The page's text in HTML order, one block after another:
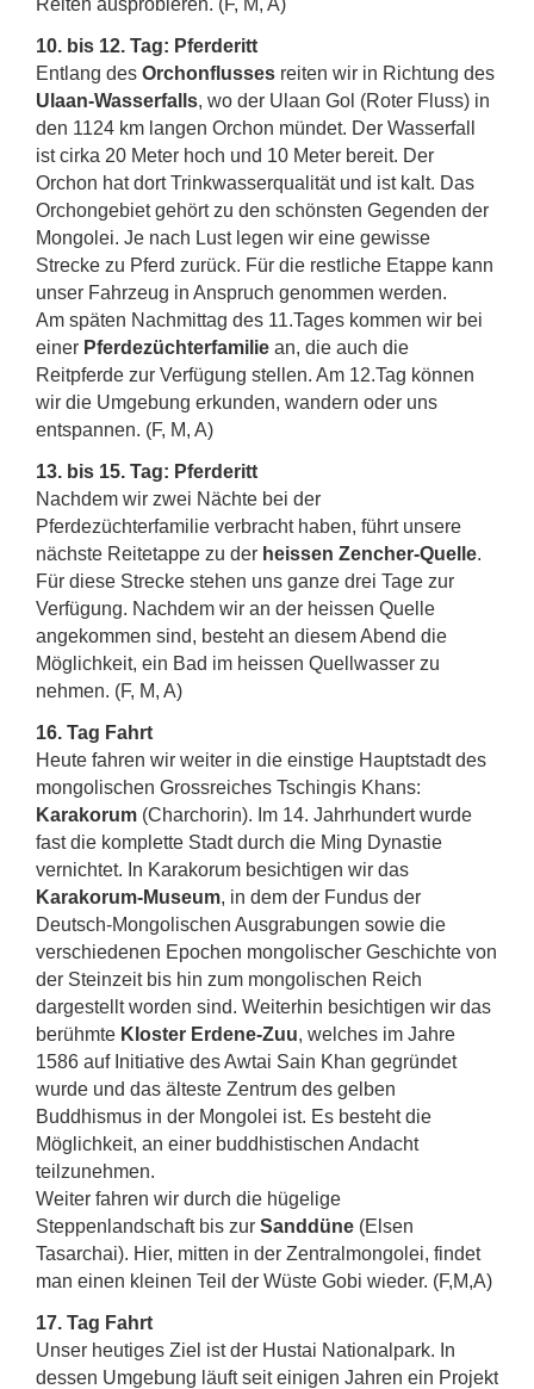
10. bis 12. Tag: Pferderitt
Entlang des Orchonflusses reiten wir in Richtung des
Ulaan-Wasserfalls, wo der Ulaan Gol (Roter Fluss) in
den 1124 km langen Orchon mündet. Der Wasserfall
ist cirka 20 Meter hoch und 10 Meter bereit. Der
Orchon hat dort Trinkwasserqualität und ist kalt. Das
Orchongebiet gehört zu den schönsten Gegenden der
Mongolei. Je nach Lust legen wir eine gewisse
Strecke zu Pferd zurück. Für die restliche Etappe kann
unser Fahrzeug in Anspruch genommen werden.
Am späten Nachmittag des 11.Tages kommen wir bei
einer Pferdezüchterfamilie an, die auch die
Reitpferde zur Verfügung stellen. Am 12.Tag können
wir die Umgebung erkunden, wandern oder uns
entspannen. (F, M, A)
13. bis 15. Tag: Pferderitt
Nachdem wir zwei Nächte bei der
Pferdezüchterfamilie verbracht haben, führt unsere
nächste Reitetappe zu der heissen Zencher-Quelle.
Für diese Strecke stehen uns ganze drei Tage zur
Verfügung. Nachdem wir an der heissen Quelle
angekommen sind, besteht an diesem Abend die
Möglichkeit, ein Bad im heissen Quellwasser zu
nehmen. (F, M, A)
16. Tag Fahrt
Heute fahren wir weiter in die einstige Hauptstadt des
mongolischen Grossreiches Tschingis Khans:
Karakorum (Charchorin). Im 14. Jahrhundert wurde
fast die komplette Stadt durch die Ming Dynastie
vernichtet. In Karakorum besichtigen wir das
Karakorum-Museum, in dem der Fundus der
Deutsch-Mongolischen Ausgrabungen sowie die
verschiedenen Epochen mongolischer Geschichte von
der Steinzeit bis hin zum mongolischen Reich
dargestellt worden sind. Weiterhin besichtigen wir das
berühmte Kloster Erdene-Zuu, welches im Jahre
1586 auf Initiative des Awtai Sain Khan gegründet
wurde und das älteste Zentrum des gelben
Buddhismus in der Mongolei ist. Es besteht die
Möglichkeit, an einer buddhistischen Andacht
teilzunehmen.
Weiter fahren wir durch die hügelige
Steppenlandschaft bis zur Sanddüne (Elsen
Tasarchai). Hier, mitten in der Zentralmongolei, findet
man einen kleinen Teil der Wüste Gobi wieder. (F,M,A)
17. Tag Fahrt
Unser heutiges Ziel ist der Hustai Nationalpark. In
dessen Umgebung läuft seit einigen Jahren ein Projekt